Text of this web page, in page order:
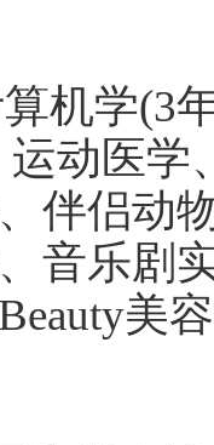
机学(3
动医学
伴侣动
音乐剧
美